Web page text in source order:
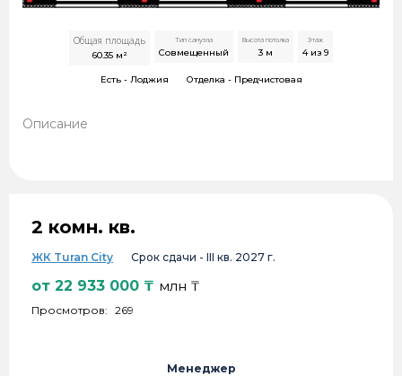
Общая площадь
60.35м²
Тип санузла
Совмещенный
Высота потолка
3 м
Этаж
4 из 9
Есть - Лоджия Отделка - Предчистовая
Описание
2 комн. кв.
ЖК Turan City Срок сдачи - III кв. 2027 г.
от 22 933 000 ₸ млн ₸
Просмотров: 269
Менеджер